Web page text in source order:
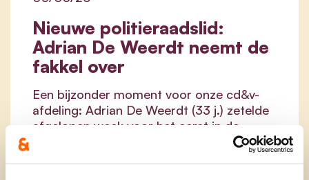
Nieuwe politieraadslid:
Adrian De Weerdt neemt de
fakkel over
Een bijzonder moment voor onze cd&v-
afdeling: Adrian De Weerdt (33 j.) zetelde
afgelopen week voor het eerst in de
van zone HEKLA. Daarmee